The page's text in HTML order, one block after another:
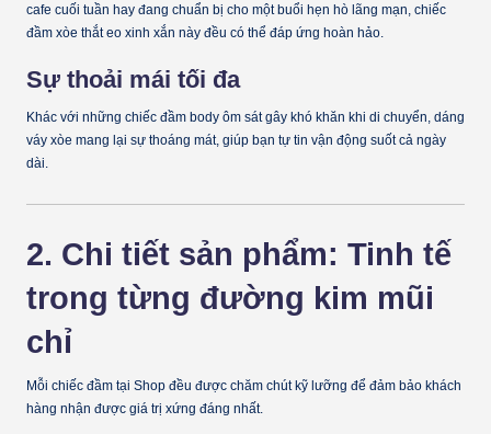
cafe cuối tuần hay đang chuẩn bị cho một buổi hẹn hò lãng mạn, chiếc
đầm xòe thắt eo xinh xắn này đều có thể đáp ứng hoàn hảo.
Sự thoải mái tối đa
Khác với những chiếc đầm body ôm sát gây khó khăn khi di chuyển, dáng
váy xòe mang lại sự thoáng mát, giúp bạn tự tin vận động suốt cả ngày
dài.
2. Chi tiết sản phẩm: Tinh tế
trong từng đường kim mũi
chỉ
Mỗi chiếc đầm tại Shop đều được chăm chút kỹ lưỡng để đảm bảo khách
hàng nhận được giá trị xứng đáng nhất.